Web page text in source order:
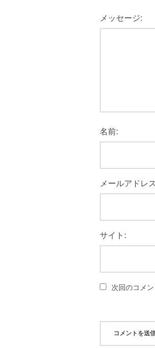
メッセージ:
名前:
メールアドレ
サイト:
次回のコメ